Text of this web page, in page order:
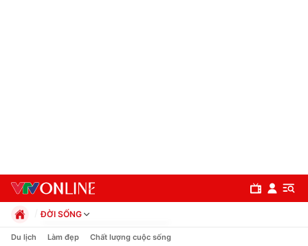
ĐỜI SỐNG
Chính trị
Du lịch Làm đẹp Chất lượng cuộc sống